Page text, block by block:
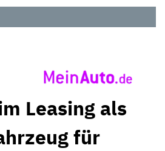
Leasing als
für